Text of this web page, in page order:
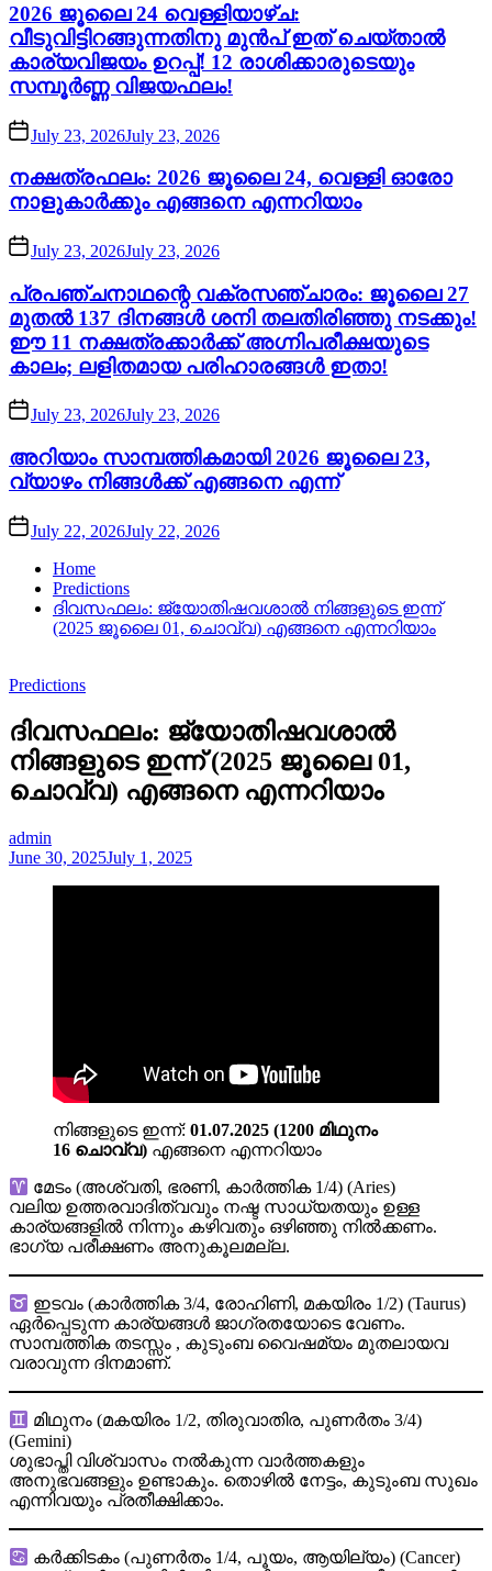
2026 ജൂലൈ 24 വെള്ളിയാഴ്ച:
വീടുവിട്ടിറങ്ങുന്നതിനു മുൻപ് ഇത് ചെയ്താൽ
കാര്യവിജയം ഉറപ്പ്! 12 രാശിക്കാരുടെയും
സമ്പൂർണ്ണ വിജയഫലം!
July 23, 2026July 23, 2026
നക്ഷത്രഫലം: 2026 ജൂലൈ 24, വെള്ളി ഓരോ
നാളുകാർക്കും എങ്ങനെ എന്നറിയാം
July 23, 2026July 23, 2026
പ്രപഞ്ചനാഥന്റെ വക്രസഞ്ചാരം: ജൂലൈ 27
മുതൽ 137 ദിനങ്ങൾ ശനി തലതിരിഞ്ഞു നടക്കും!
ഈ 11 നക്ഷത്രക്കാർക്ക് അഗ്നിപരീക്ഷയുടെ
കാലം; ലളിതമായ പരിഹാരങ്ങൾ ഇതാ!
July 23, 2026July 23, 2026
അറിയാം സാമ്പത്തികമായി 2026 ജൂലൈ 23,
വ്യാഴം നിങ്ങൾക്ക് എങ്ങനെ എന്ന്
July 22, 2026July 22, 2026
Home
Predictions
ദിവസഫലം: ജ്യോതിഷവശാൽ നിങ്ങളുടെ ഇന്ന്‌
(2025 ജൂലൈ 01, ചൊവ്വ) എങ്ങനെ എന്നറിയാം
Predictions
ദിവസഫലം: ജ്യോതിഷവശാൽ
നിങ്ങളുടെ ഇന്ന്‌ (2025 ജൂലൈ 01,
ചൊവ്വ) എങ്ങനെ എന്നറിയാം
admin
June 30, 2025July 1, 2025
നിങ്ങളുടെ ഇന്ന്‌: 01.07.2025 (1200 മിഥുനം
16 ചൊവ്വ) എങ്ങനെ എന്നറിയാം
മേടം (അശ്വതി, ഭരണി, കാർത്തിക 1/4) (Aries)
വലിയ ഉത്തരവാദിത്വവും നഷ്ട സാധ്യതയും ഉള്ള
കാര്യങ്ങളില്‍ നിന്നും കഴിവതും ഒഴിഞ്ഞു നില്‍ക്കണം.
ഭാഗ്യ പരീക്ഷണം അനുകൂലമല്ല.
ഇടവം (കാർത്തിക 3/4, രോഹിണി, മകയിരം 1/2) (Taurus)
ഏര്‍പ്പെടുന്ന കാര്യങ്ങള്‍ ജാഗ്രതയോടെ വേണം.
സാമ്പത്തിക തടസ്സം , കുടുംബ വൈഷമ്യം മുതലായവ
വരാവുന്ന ദിനമാണ്.
മിഥുനം (മകയിരം 1/2, തിരുവാതിര, പുണർതം 3/4)
(Gemini)
ശുഭാപ്തി വിശ്വാസം നല്‍കുന്ന വാര്‍ത്തകളും
അനുഭവങ്ങളും ഉണ്ടാകും. തൊഴില്‍ നേട്ടം, കുടുംബ സുഖം
എന്നിവയും പ്രതീക്ഷിക്കാം.
കർക്കിടകം (പുണർതം 1/4, പൂയം, ആയില്യം) (Cancer)